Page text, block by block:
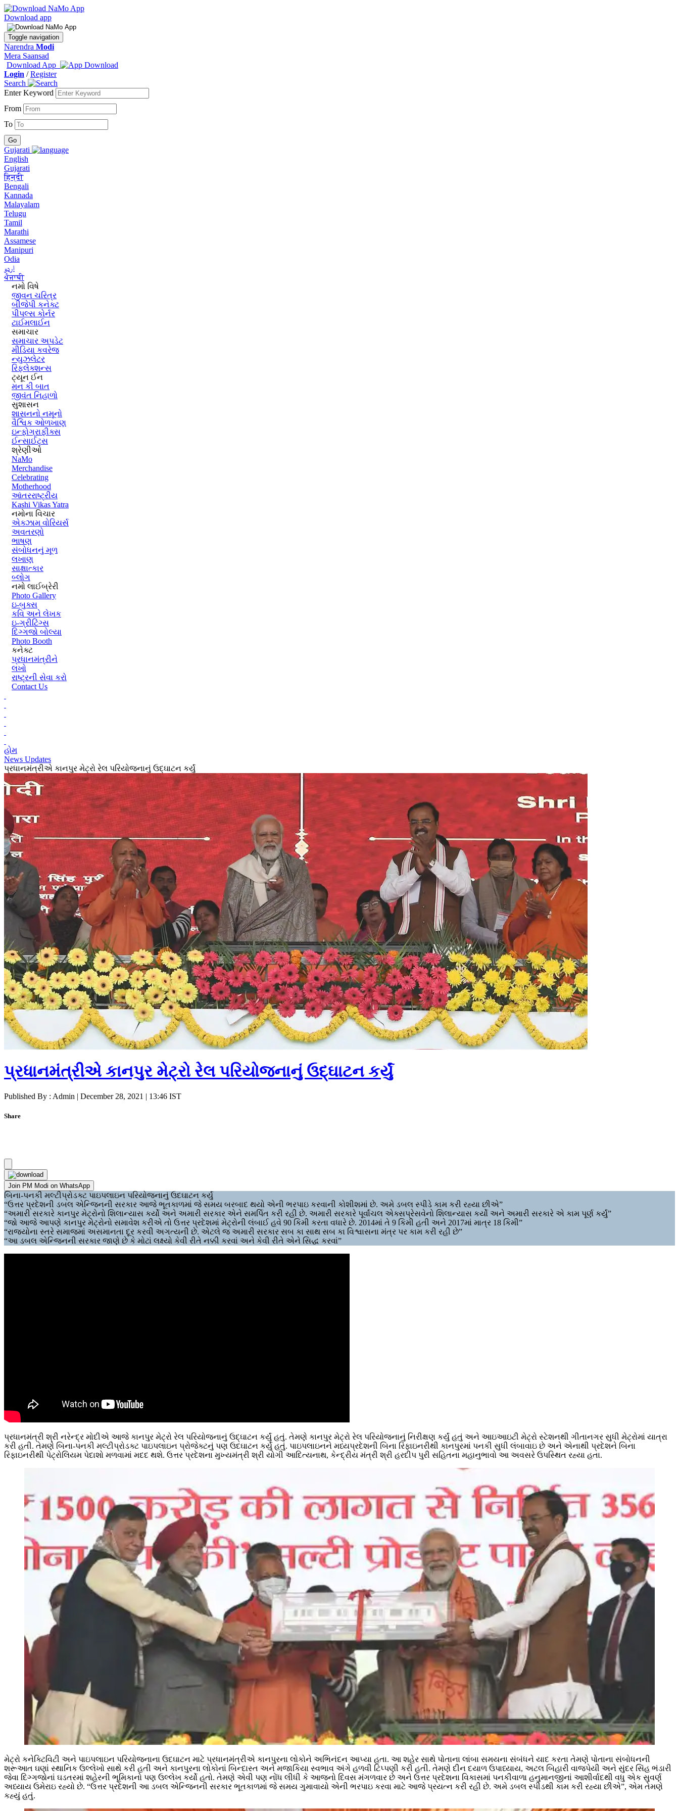
Download app
Toggle navigation
Narendra Modi
Mera Saansad
Download App
Login /Register
Search
Enter Keyword
From
To
Gujarati
English
Gujarati
हिन्दी
Bengali
Kannada
Malayalam
Telugu
Tamil
Marathi
Assamese
Manipuri
Odia
اردو
ਪੰਜਾਬੀ
નમો વિષે
જીવન ચરિત્ર
બીજેપી કનેક્ટ
પીપલ્સ કોર્નર
ટાઈમલાઈન
સમાચાર
સમાચાર અપડેટ
મીડિયા કવરેજ
ન્યુઝલેટર
રિફ્લેક્શન્સ
ટ્યૂન ઈન
મન કી બાત
જીવંત નિહાળો
સુશાસન
શાસનનો નમૂનો
વૈશ્વિક ઓળખાણ
ઇન્ફોગ્રાફીક્સ
ઈન્સાઈટ્સ
શ્રેણીઓ
NaMo
Merchandise
Celebrating
Motherhood
આંતરરાષ્ટ્રીય
Kashi Vikas Yatra
નમોના વિચાર
એક્ઝામ વોરિયર્સ
અવતરણો
ભાષણ
સંબોધનનું મૂળ
લખાણ
સાક્ષાત્કાર
બ્લોગ
નમો લાઈબ્રેરી
Photo Gallery
ઇ-બુક્સ
કવિ અને લેખક
ઇ-ગ્રીટિંગ્સ
દિગ્ગજો બોલ્યા
Photo Booth
કનેક્ટ
પ્રધાનમંત્રીને
લખો
રાષ્ટ્રની સેવા કરો
Contact Us
હોમ
News Updates
પ્રધાનમંત્રીએ કાનપુર મેટ્રો રેલ પરિયોજનાનું ઉદ્ઘાટન કર્યું
પ્રધાનમંત્રીએ કાનપુર મેટ્રો રેલ પરિયોજનાનું ઉદ્ઘાટન કર્યું
Published By : Admin | December 28, 2021 | 13:46 IST
Share
Join PM Modi on WhatsApp
બિના-પનકી મલ્ટીપ્રોડક્ટ પાઇપલાઇન પરિયોજનાનું ઉદઘાટન કર્યું
“ઉત્તર પ્રદેશની ડબલ એન્જિનની સરકાર આજે ભૂતકાળમાં જે સમય બરબાદ થયો એની ભરપાઇ કરવાની કોશીશમાં છે. અમે ડબલ સ્પીડે કામ કરી રહ્યા છીએ”
“અમારી સરકારે કાનપુર મેટ્રોનો શિલાન્યાસ કર્યો અને અમારી સરકાર એને સમર્પિત કરી રહી છે. અમારી સરકારે પૂર્વાંચલ એક્સપ્રેસવેનો શિલાન્યાસ કર્યો અને અમારી સરકારે એ કામ પૂર્ણ કર્યું”
“જો આજે આપણે કાનપુર મેટ્રોનો સમાવેશ કરીએ તો ઉત્તર પ્રદેશમાં મેટ્રોની લંબાઈ હવે 90 કિમી કરતા વધારે છે. 2014માં તે 9 કિમી હતી અને 2017માં માત્ર 18 કિમી”
“રાજ્યોના સ્તરે સમાજમાં અસમાનતા દૂર કરવી અગત્યની છે. એટલે જ અમારી સરકાર સબ કા સાથ સબ કા વિશ્વાસના મંત્ર પર કામ કરી રહી છે”
“આ ડબલ એન્જિનની સરકાર જાણે છે કે મોટાં લક્ષ્યો કેવી રીતે નક્કી કરવાં અને કેવી રીતે એને સિદ્ધ કરવાં”
પ્રધાનમંત્રી શ્રી નરેન્દ્ર મોદીએ આજે કાનપુર મેટ્રો રેલ પરિયોજનાનું ઉદ્ઘાટન કર્યું હતું. તેમણે કાનપુર મેટ્રો રેલ પરિયોજનાનું નિરીક્ષણ કર્યું હતું અને આઇઆઇટી મેટ્રો સ્ટેશનથી ગીતાનગર સુધી મેટ્રોમાં યાત્રા
કરી હતી. તેમણે બિના-પનકી મલ્ટીપ્રોડક્ટ પાઇપલાઇન પ્રોજેક્ટનું પણ ઉદઘાટન કર્યું હતું. પાઇપલાઇનને મધ્યપ્રદેશની બિના રિફાઇનરીથી કાનપુરમાં પનકી સુધી લંબાવાઇ છે અને એનાથી પ્રદેશને બિના
રિફાઇનરીથી પેટ્રોલિયમ પેદાશો મળવામાં મદદ થશે. ઉત્તર પ્રદેશના મુખ્યમંત્રી શ્રી યોગી આદિત્યનાથ, કેન્દ્રીય મંત્રી શ્રી હરદીપ પુરી સહિતના મહાનુભાવો આ અવસરે ઉપસ્થિત રહ્યા હતા.
મેટ્રો કનેક્ટિવિટી અને પાઇપલાઇન પરિયોજનાના ઉદઘાટન માટે પ્રધાનમંત્રીએ કાનપુરના લોકોને અભિનંદન આપ્યા હતા. આ શહેર સાથે પોતાના લાંબા સમયના સંબંધને યાદ કરતા તેમણે પોતાના સંબોધનની
શરૂઆત ઘણાં સ્થાનિક ઉલ્લેખો સાથે કરી હતી અને કાનપુરના લોકોનાં બિન્દાસ્ત અને મજાકિયા સ્વભાવ અંગે હળવી ટિપ્પણી કરી હતી. તેમણે દીન દયાળ ઉપાધ્યાય, અટલ બિહારી વાજપેયી અને સુંદર સિંહ ભંડારી
જેવા દિગ્ગજોનાં ઘડતરમાં શહેરની ભૂમિકાનો પણ ઉલ્લેખ કર્યો હતો. તેમણે એવી પણ નોંધ લીધી કે આજનો દિવસ મંગળવાર છે અને ઉત્તર પ્રદેશના વિકાસમાં પનકીવાળા હનુમાનજીનાં આશીર્વાદથી વધુ એક સુવર્ણ
અધ્યાય ઉમેરાઇ રહ્યો છે. “ઉત્તર પ્રદેશની આ ડબલ એન્જિનની સરકાર ભૂતકાળમાં જે સમય ગુમાવાયો એની ભરપાઇ કરવા માટે આજે પ્રયત્ન કરી રહી છે. અમે ડબલ સ્પીડથી કામ કરી રહ્યા છીએ”, એમ તેમણે
કહ્યું હતું.